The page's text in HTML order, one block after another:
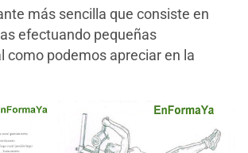
más sencilla que consiste en
efectuando pequeñas
como podemos apreciar en la